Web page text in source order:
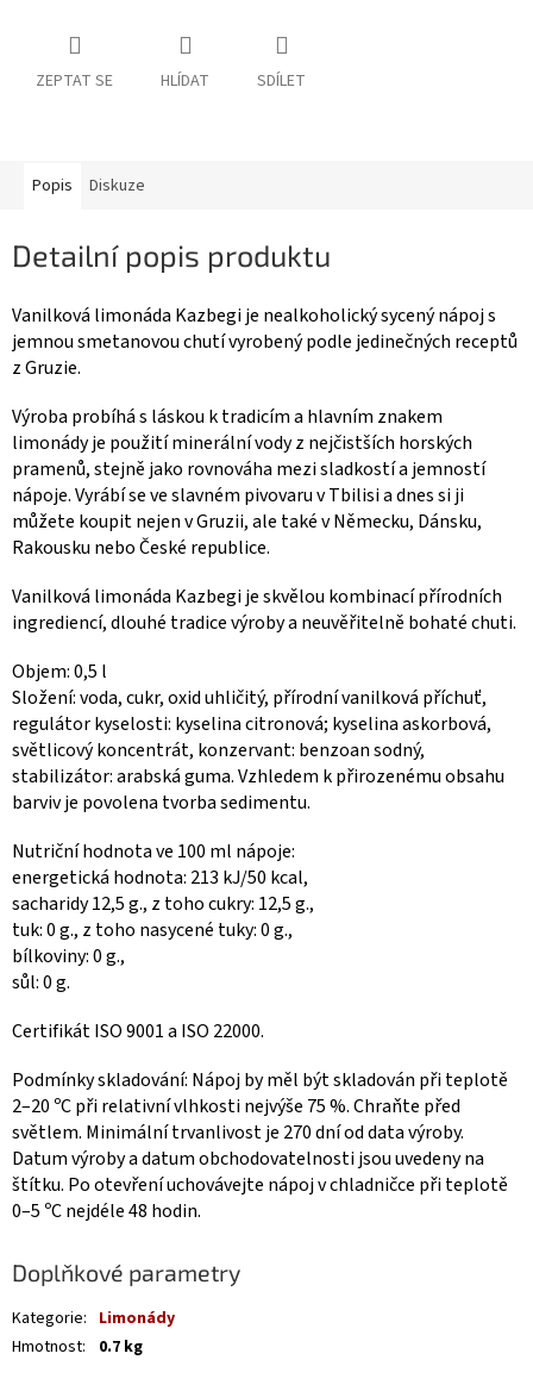
ZEPTAT SE HLÍDAT SDÍLET
Popis Diskuze
Detailní popis produktu
Vanilková limonáda Kazbegi je nealkoholický sycený nápoj s
jemnou smetanovou chutí vyrobený podle jedinečných receptů
z Gruzie.
Výroba probíhá s láskou k tradicím a hlavním znakem
limonády je použití minerální vody z nejčistších horských
pramenů, stejně jako rovnováha mezi sladkostí a jemností
nápoje. Vyrábí se ve slavném pivovaru v Tbilisi a dnes si ji
můžete koupit nejen v Gruzii, ale také v Německu, Dánsku,
Rakousku nebo České republice.
Vanilková limonáda Kazbegi je skvělou kombinací přírodních
ingrediencí, dlouhé tradice výroby a neuvěřitelně bohaté chuti.
Objem: 0,5 l
Složení: voda, cukr, oxid uhličitý, přírodní vanilková příchuť,
regulátor kyselosti: kyselina citronová; kyselina askorbová,
světlicový koncentrát, konzervant: benzoan sodný,
stabilizátor: arabská guma. Vzhledem k přirozenému obsahu
barviv je povolena tvorba sedimentu.
Nutriční hodnota ve 100 ml nápoje:
energetická hodnota: 213 kJ/50 kcal,
sacharidy 12,5 g., z toho cukry: 12,5 g.,
tuk: 0 g., z toho nasycené tuky: 0 g.,
bílkoviny: 0 g.,
sůl: 0 g.
Certifikát ISO 9001 a ISO 22000.
Podmínky skladování: Nápoj by měl být skladován při teplotě
2–20 ºС při relativní vlhkosti nejvýše 75 %. Chraňte před
světlem. Minimální trvanlivost je 270 dní od data výroby.
Datum výroby a datum obchodovatelnosti jsou uvedeny na
štítku. Po otevření uchovávejte nápoj v chladničce při teplotě
0–5 ºС nejdéle 48 hodin.
Doplňkové parametry
Kategorie: Limonády
Hmotnost: 0.7 kg